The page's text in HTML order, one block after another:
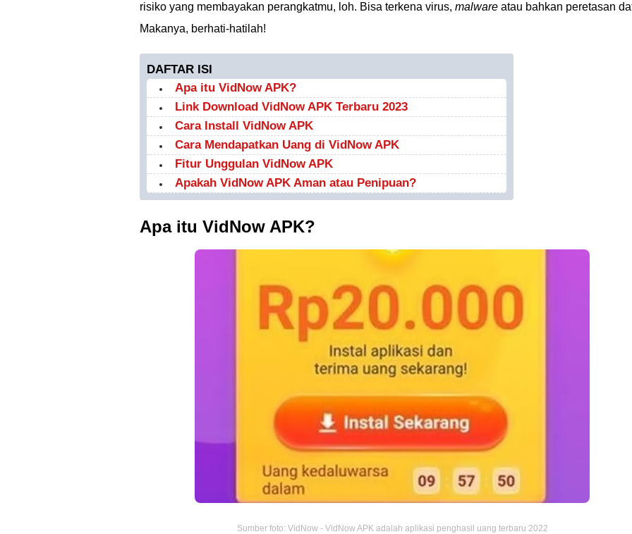
risiko yang membayakan perangkatmu, loh. Bisa terkena virus, malware atau bahkan peretasan
Makanya, berhati-hatilah!
DAFTAR ISI
Apa itu VidNow APK?
Link Download VidNow APK Terbaru 2023
Cara Install VidNow APK
Cara Mendapatkan Uang di VidNow APK
Fitur Unggulan VidNow APK
Apakah VidNow APK Aman atau Penipuan?
Apa itu VidNow APK?
Sumber foto: VidNow - VidNow APK adalah aplikasi penghasil uang terbaru 2022